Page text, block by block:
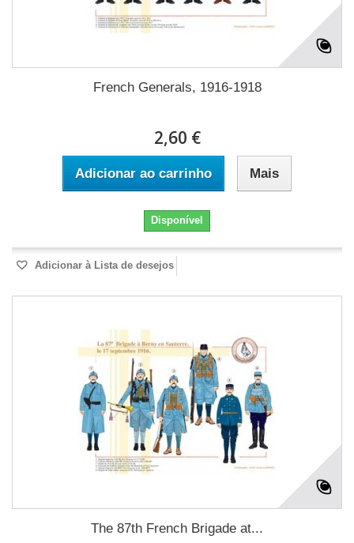
French Generals, 1916-1918
2,60 €
Adicionar ao carrinho Mais
Disponível
Adicionar à Lista de desejos
The 87th French Brigade at...